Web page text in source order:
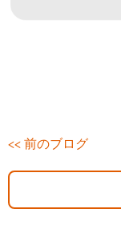
<< 前のブログ